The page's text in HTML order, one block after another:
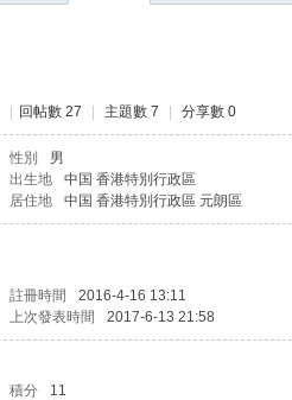
回帖數 27 主題數 7 分享數 0
性別 男
出生地 中国 香港特別行政區
居住地 中国 香港特別行政區 元朗區
註冊時間 2016-4-16 13:11
上次發表時間 2017-6-13 21:58
積分 11